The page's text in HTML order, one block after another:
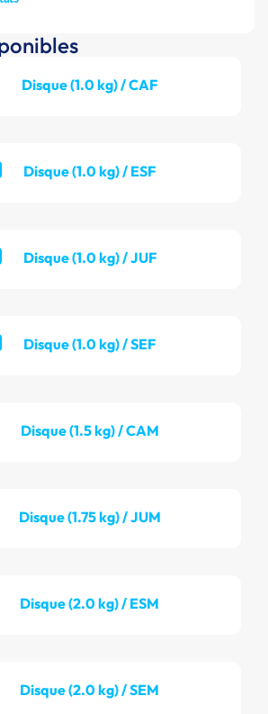
Disque (1.0 kg) / CAF
Disque (1.0 kg) / ESF
Disque (1.0 kg) / JUF
Disque (1.0 kg) / SEF
Disque (1.5 kg) / CAM
Disque (1.75 kg) / JUM
Disque (2.0 kg) / ESM
Disque (2.0 kg) / SEM